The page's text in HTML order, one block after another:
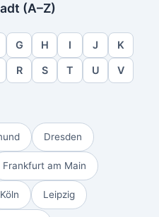
(A–Z)
G H I J K
R S T U V
Dresden
Frankfurt am Main
Köln Leipzig